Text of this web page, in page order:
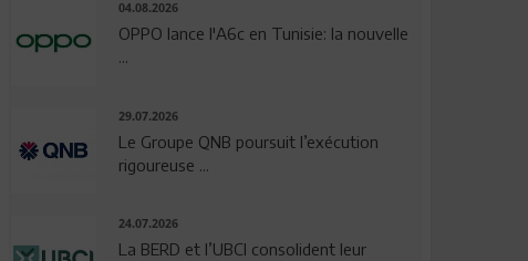
04.08.2026
OPPO lance l'A6c en Tunisie: la nouvelle
...
29.07.2026
Le Groupe QNB poursuit l’exécution
rigoureuse ...
24.07.2026
La BERD et l’UBCI consolident leur